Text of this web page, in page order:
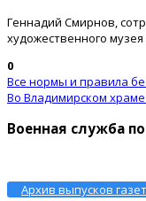
Геннадий Смирнов,
художественного музея
0
Все нормы и правила
Во Владимирском
Военная служба
Архив выпусков